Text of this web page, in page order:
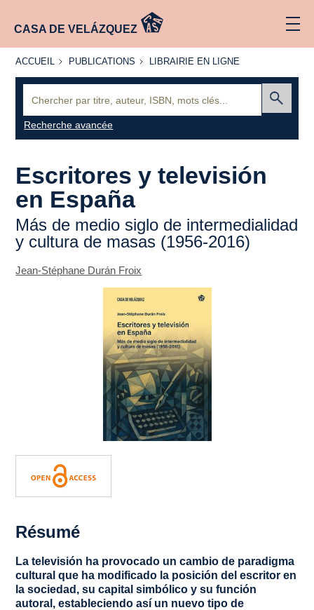
CASA DE VELÁZQUEZ
ACCUEIL
ACCUEIL PUBLICATIONS
PUBLICATIONS
LIBRAIRIE
LIBRAIRIE EN LIGNE
Recherche avancée
Escritores y televisión
en España
Más de medio siglo de intermedialidad
y cultura de masas (1956-2016)
Jean-Stéphane Durán Froix
Résumé
La televisión ha provocado un cambio de paradigma
cultural que ha modificado la posición del escritor en
la sociedad, su capital simbólico y su función
autoral, estableciendo así un nuevo tipo de